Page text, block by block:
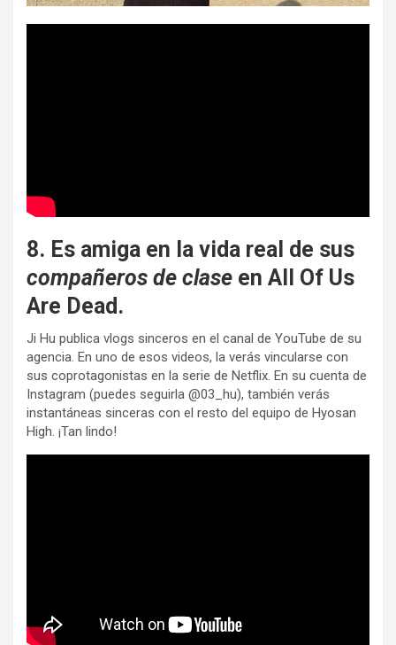
8. Es amiga en la vida real de sus
compañeros de clase en All Of Us
Are Dead.
Ji Hu publica vlogs sinceros en el canal de YouTube de su
agencia. En uno de esos videos, la verás vincularse con
sus coprotagonistas en la serie de Netflix. En su cuenta de
Instagram (puedes seguirla @03_hu), también verás
instantáneas sinceras con el resto del equipo de Hyosan
High. ¡Tan lindo!